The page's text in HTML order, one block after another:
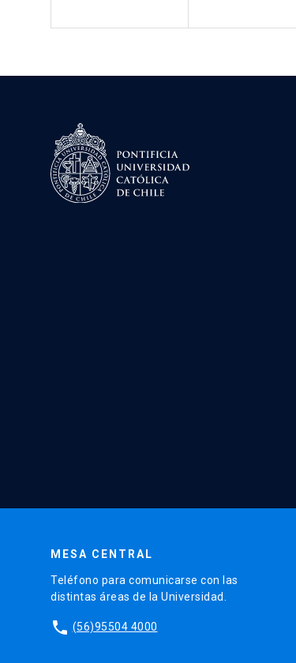
MESA CENTRAL
Teléfono para comunicarse con las
distintas áreas de la Universidad.
phone (56)95504 4000